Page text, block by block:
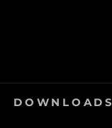
DOWNLOADS